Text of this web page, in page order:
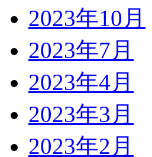
2023年10月
2023年7月
2023年4月
2023年3月
2023年2月